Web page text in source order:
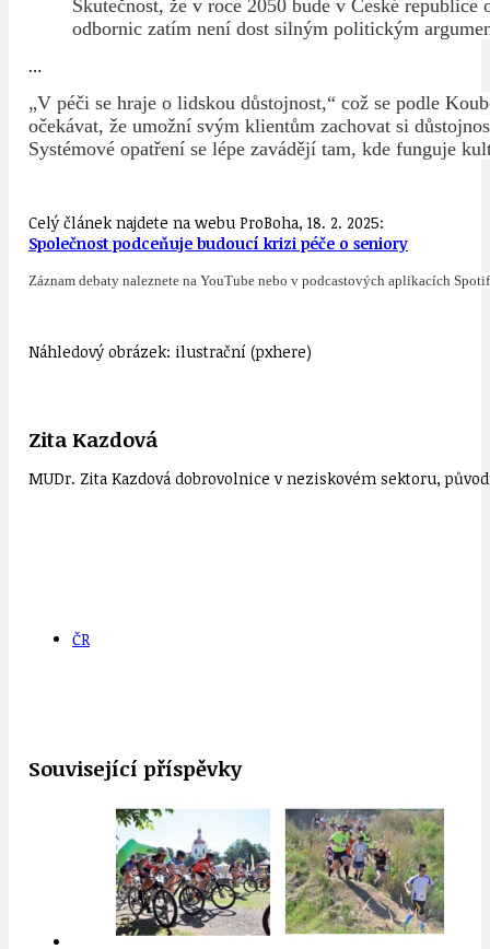
Skutečnost, že v roce 2050 bude v České
odbornic zatím není dost silným politickým
…
„V péči se hraje o lidskou důstojnost,“ což se podle
očekávat, že umožní svým klientům zachovat si
Systémové opatření se lépe zavádějí tam, kde funguje
Celý článek najdete na webu ProBoha, 18. 2. 2025:
Společnost podceňuje budoucí krizi péče o seniory
Záznam debaty naleznete na YouTube nebo v podcastových aplikacích
Náhledový obrázek: ilustrační (pxhere)
Zita Kazdová
MUDr. Zita Kazdová dobrovolnice v neziskovém sektoru,
ČR
Související příspěvky